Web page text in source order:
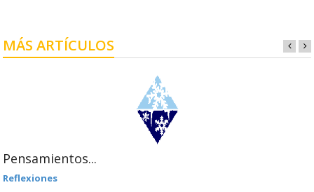
MÁS ARTÍCULOS
Pensamientos...
Reflexiones